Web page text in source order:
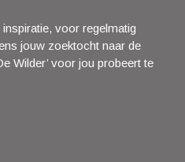
voor regelmatig
jouw zoektocht naar de
Wilder’ voor jou probeert te